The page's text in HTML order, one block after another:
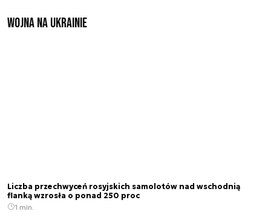
Wojna na Ukrainie
Liczba przechwyceń rosyjskich samolotów nad wschodnią
flanką wzrosła o ponad 250 proc
1 min.